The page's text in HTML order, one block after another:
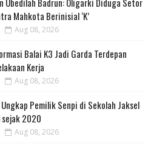
Mahkota Berinisial ‘K’
Aug 08, 2026
Balai K3 Jadi Garda Terdepan
Kerja
Aug 08, 2026
Pemilik Senpi di Sekolah Jaksel
2020
Aug 08, 2026